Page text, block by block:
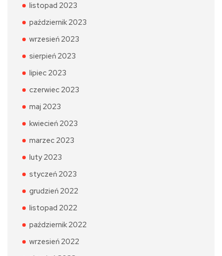
listopad 2023
październik 2023
wrzesień 2023
sierpień 2023
lipiec 2023
czerwiec 2023
maj 2023
kwiecień 2023
marzec 2023
luty 2023
styczeń 2023
grudzień 2022
listopad 2022
październik 2022
wrzesień 2022